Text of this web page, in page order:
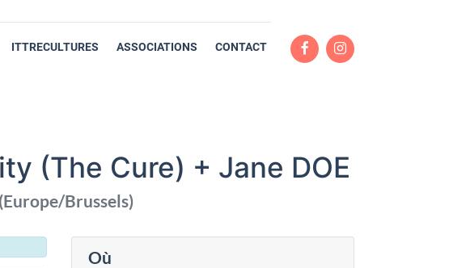
ITTRECULTURES ASSOCIATIONS CONTACT
(The Cure) + Jane DOE
(Europe/Brussels)
Où